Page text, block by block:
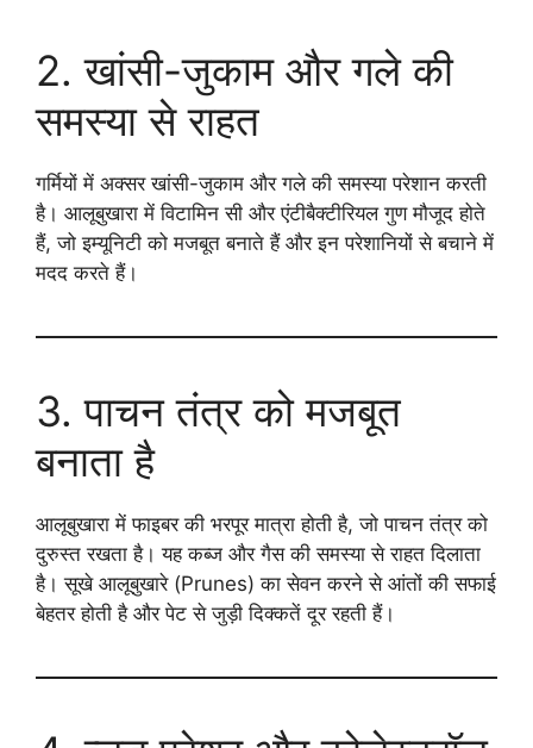
2. खांसी-जुकाम और गले की
समस्या से राहत
गर्मियों में अक्सर खांसी-जुकाम और गले की समस्या परेशान करती
है। आलूबुखारा में विटामिन सी और एंटीबैक्टीरियल गुण मौजूद होते
हैं, जो इम्यूनिटी को मजबूत बनाते हैं और इन परेशानियों से बचाने में
मदद करते हैं।
3. पाचन तंत्र को मजबूत
बनाता है
आलूबुखारा में फाइबर की भरपूर मात्रा होती है, जो पाचन तंत्र को
दुरुस्त रखता है। यह कब्ज और गैस की समस्या से राहत दिलाता
है। सूखे आलूबुखारे (Prunes) का सेवन करने से आंतों की सफाई
बेहतर होती है और पेट से जुड़ी दिक्कतें दूर रहती हैं।